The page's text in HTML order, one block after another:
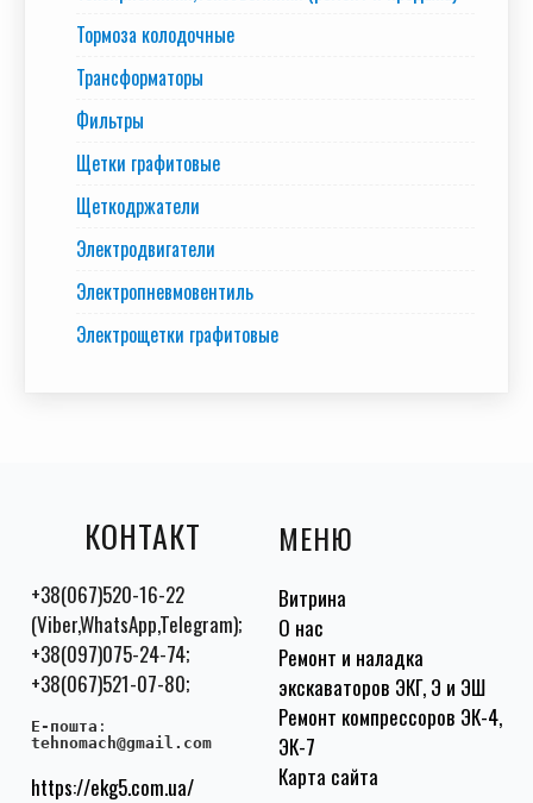
Тормоза колодочные
Трансформаторы
Фильтры
Щетки графитовые
Щеткодржатели
Электродвигатели
Электропневмовентиль
Электрощетки графитовые
КОНТАКТ
+38(067)520-16-22
(Viber,WhatsApp,Telegram);
+38(097)075-24-74;
+38(067)521-07-80;
E-пошта :
tehnomach@gmail.com
https://ekg5.com.ua/
МЕНЮ
Витрина
О нас
Ремонт и наладка
экскаваторов ЭКГ, Э и ЭШ
Ремонт компрессоров ЭК-4,
ЭК-7
Карта сайта